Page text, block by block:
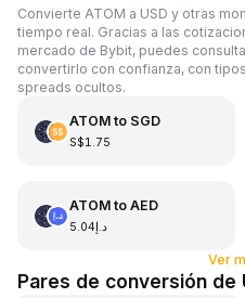
Convierte ATOM a USD y otras
tiempo real. Gracias a las
mercado de Bybit, puedes
convertirlo con confianza, con
spreads ocultos.
ATOMto SGD
S$1.75
ATOMto AED
د.إ5.04
Ver
Pares de conversión de